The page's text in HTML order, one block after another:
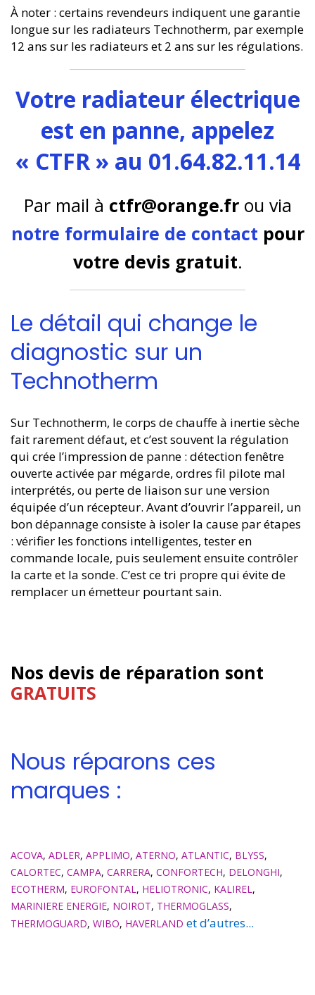
À noter : certains revendeurs indiquent une garantie
longue sur les radiateurs Technotherm, par exemple
12 ans sur les radiateurs et 2 ans sur les régulations.
Votre radiateur électrique
est en panne, appelez
« CTFR » au 01.64.82.11.14
Par mail à ctfr@orange.frou via
notre formulaire de contact pour
votre devis gratuit.
Le détail qui change le
diagnostic sur un
Technotherm
Sur Technotherm, le corps de chauffe à inertie sèche
fait rarement défaut, et c’est souvent la régulation
qui crée l’impression de panne : détection fenêtre
ouverte activée par mégarde, ordres fil pilote mal
interprétés, ou perte de liaison sur une version
équipée d’un récepteur. Avant d’ouvrir l’appareil, un
bon dépannage consiste à isoler la cause par étapes
: vérifier les fonctions intelligentes, tester en
commande locale, puis seulement ensuite contrôler
la carte et la sonde. C’est ce tri propre qui évite de
remplacer un émetteur pourtant sain.
Nos devis de réparation sont
GRATUITS
Nous réparons ces
marques :
ACOVA, ADLER, APPLIMO, ATERNO, ATLANTIC, BLYSS,
CALORTEC, CAMPA, CARRERA, CONFORTECH, DELONGHI,
ECOTHERM, EUROFONTAL , HELIOTRONIC, KALIREL ,
MARINIERE ENERGIE, NOIROT, THERMOGLASS,
THERMOGUARD, WIBO, HAVERLAND et d’autres...